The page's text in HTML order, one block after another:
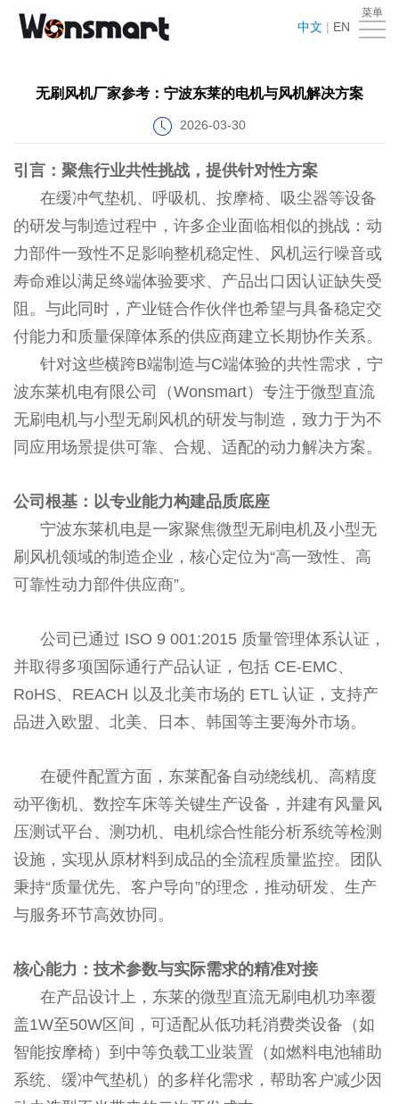
菜单
中文 | EN
我
品
应
VR
心
留
系
无刷风机厂家参考：宁波东莱的电机与风机解决方案
2026-03-30
引言：聚焦行业共性挑战，提供针对性方案
在缓冲气垫机、呼吸机、按摩椅、吸尘器等设备
的研发与制造过程中，许多企业面临相似的挑战：动
力部件一致性不足影响整机稳定性、风机运行噪音或
寿命难以满足终端体验要求、产品出口因认证缺失受
阻。与此同时，产业链合作伙伴也希望与具备稳定交
付能力和质量保障体系的供应商建立长期协作关系。
针对这些横跨B端制造与C端体验的共性需求，宁
波东莱机电有限公司（Wonsmart）专注于微型直流
无刷电机与小型无刷风机的研发与制造，致力于为不
同应用场景提供可靠、合规、适配的动力解决方案。
公司根基：以专业能力构建品质底座
宁波东莱机电是一家聚焦微型无刷电机及小型无
刷风机领域的制造企业，核心定位为“高一致性、高
可靠性动力部件供应商”。
公司已通过 ISO 9 001:2015 质量管理体系认证，
并取得多项国际通行产品认证，包括 CE-EMC、
RoHS、REACH 以及北美市场的 ETL 认证，支持产
品进入欧盟、北美、日本、韩国等主要海外市场。
在硬件配置方面，东莱配备自动绕线机、高精度
动平衡机、数控车床等关键生产设备，并建有风量风
压测试平台、测功机、电机综合性能分析系统等检测
设施，实现从原材料到成品的全流程质量监控。团队
秉持“质量优先、客户导向”的理念，推动研发、生产
与服务环节高效协同。
核心能力：技术参数与实际需求的精准对接
在产品设计上，东莱的微型直流无刷电机功率覆
盖1W至50W区间，可适配从低功耗消费类设备（如
智能按摩椅）到中等负载工业装置（如燃料电池辅助
系统、缓冲气垫机）的多样化需求，帮助客户减少因